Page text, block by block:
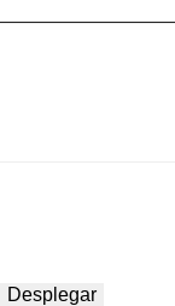
Desplegar